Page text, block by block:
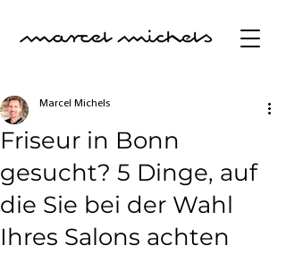
Friseur in Bonn
gesucht? 5 Dinge, auf
die Sie bei der Wahl
Ihres Salons achten
Marcel Michels